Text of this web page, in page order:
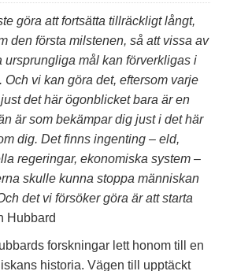
göra att fortsätta tillräckligt långt,
den första milstenen, så att vissa av
ursprungliga mål kan förverkligas i
Och vi kan göra det, eftersom varje
det här ögonblicket bara är en
är som bekämpar dig just i det här
dig. Det finns ingenting – eld,
regeringar, ekonomiska system –
skulle kunna stoppa människan
det vi försöker göra är att starta
Hubbard
forskningar lett honom till en
historia. Vägen till upptäckt